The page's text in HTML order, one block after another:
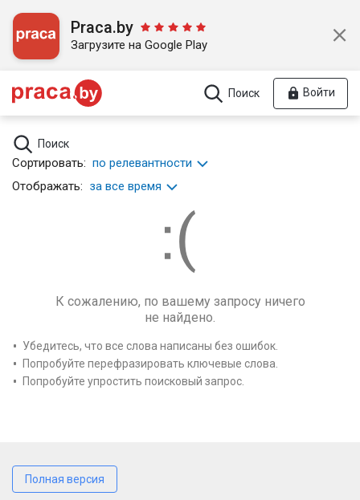
Praca.by
Загрузите на Google Play
Поиск Войти
Поиск
Сортировать: по релевантности
Отображать: за все время
К сожалению, по вашему запросу ничего
не найдено.
Убедитесь, что все слова написаны без ошибок.
Попробуйте перефразировать ключевые слова.
Попробуйте упростить поисковый запрос.
Полная версия